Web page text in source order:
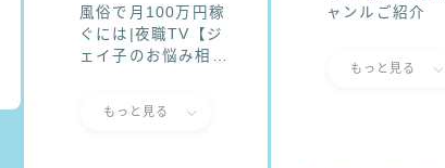
子のお悩み相談室】
風俗で月100万円稼
ぐには|夜職TV【ジ
ェイ子のお悩み相談
が月100万円に近づ
もっと見る
ャンルご紹介
もっと見る